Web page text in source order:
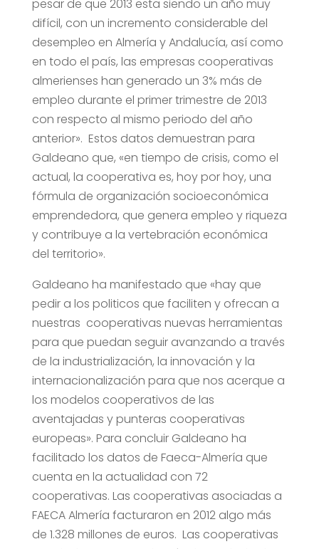
pesar de que 2013 esta siendo un año muy
difícil, con un incremento considerable del
desempleo en Almería y Andalucía, así como
en todo el país, las empresas cooperativas
almerienses han generado un 3% más de
empleo durante el primer trimestre de 2013
con respecto al mismo periodo del año
anterior». Estos datos demuestran para
Galdeano que, «en tiempo de crisis, como el
actual, la cooperativa es, hoy por hoy, una
fórmula de organización socioeconómica
emprendedora, que genera empleo y riqueza
y contribuye a la vertebración económica
del territorio».
Galdeano ha manifestado que «hay que
pedir a los politicos que faciliten y ofrecan a
nuestras cooperativas nuevas herramientas
para que puedan seguir avanzando a través
de la industrialización, la innovación y la
internacionalización para que nos acerque a
los modelos cooperativos de las
aventajadas y punteras cooperativas
europeas». Para concluir Galdeano ha
facilitado los datos de Faeca-Almería que
cuenta en la actualidad con 72
cooperativas. Las cooperativas asociadas a
FAECA Almería facturaron en 2012 algo más
de 1.328 millones de euros. Las cooperativas